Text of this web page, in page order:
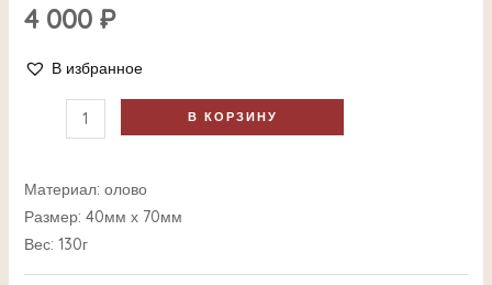
4 000 ₽
В избранное
В КОРЗИНУ
Материал: олово
Размер: 40мм х 70мм
Вес: 130г